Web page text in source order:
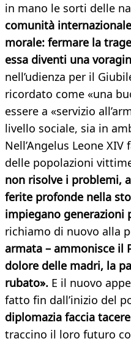
in mano le sorti delle
comunità
morale: fermare la
essa diventi una
nell’udienza per il
ricordato come «una
essere a «servizio
livello sociale, sia in
Nell’Angelus Leone
delle popolazioni
non risolve i problemi,
ferite profonde nella
impiegano generazioni
richiamo di nuovo alla
armata – ammonisce il
dolore delle madri, la
rubato». E il nuovo
fatto fin dall’inizio del
diplomazia faccia
traccino il loro futuro